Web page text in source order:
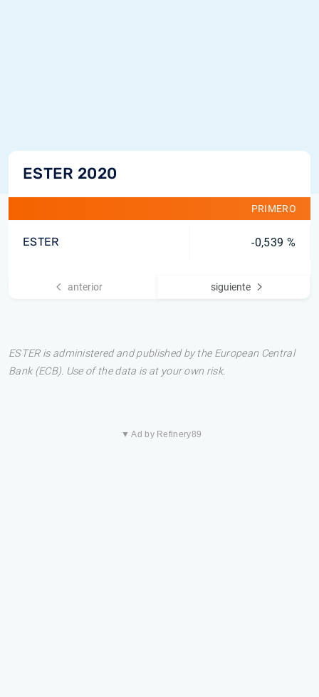
ESTER 2020
PRIMERO
ESTER -0,539 %
anterior siguiente
ESTER is administered and published by the European Central
Bank (ECB). Use of the data is at your own risk.
▼ Ad by Refinery89